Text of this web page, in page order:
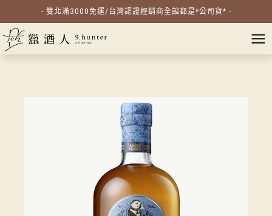
- 雙北滿3000免運/台灣認證經銷商全館都是*公司貨* -